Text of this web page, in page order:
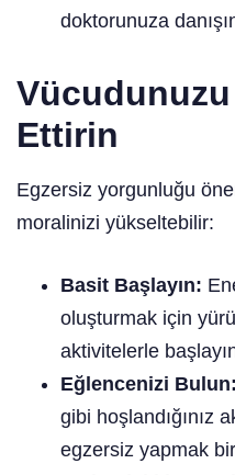
doktorunuza
Ettirin
Egzersiz yorgunluğu
moralinizi yükseltebilir:
Basit Başlayın:
oluşturmak için
aktivitelerle
Eğlencenizi Bulun:
gibi hoşlandığınız
egzersiz yapmak